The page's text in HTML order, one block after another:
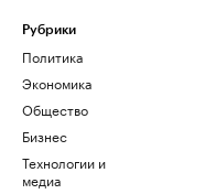
Рубрики
Политика
Экономика
Общество
Бизнес
Технологии и
медиа